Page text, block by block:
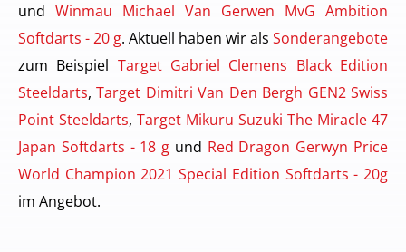
und Winmau Michael Van Gerwen MvG Ambition
Softdarts - 20 g. Aktuell haben wir als Sonderangebote
zum Beispiel Target Gabriel Clemens Black Edition
Steeldarts,Target Dimitri Van Den Bergh GEN2 Swiss
Point Steeldarts, Target Mikuru Suzuki The Miracle 47
Japan Softdarts - 18 g und Red Dragon Gerwyn Price
World Champion 2021 Special Edition Softdarts - 20g
im Angebot.